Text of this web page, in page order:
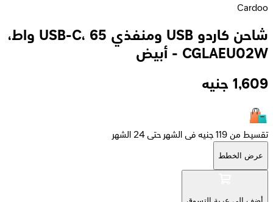
Cardoo
شاحن كاردو USB ومنفذي USB-C، 65 واط،
CGLAEU02W - أبيض
1,609 جنيه
تقسيط من 119 جنيه فى الشهر حتى 24 الشهر
عرض الخطط